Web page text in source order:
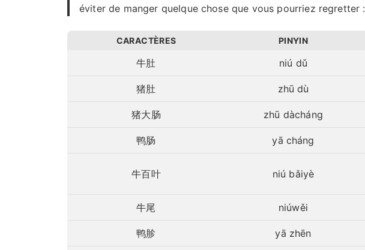
éviter de manger quelque chose que vous pourriez regretter :
CARACTÈRES PINYIN
牛肚 niú dǔ
猪肚 zhū dù
猪大肠 zhū dàcháng
鸭肠 yā cháng
牛百叶 niú bǎiyè
牛尾 niúwěi
鸭胗 yā zhēn